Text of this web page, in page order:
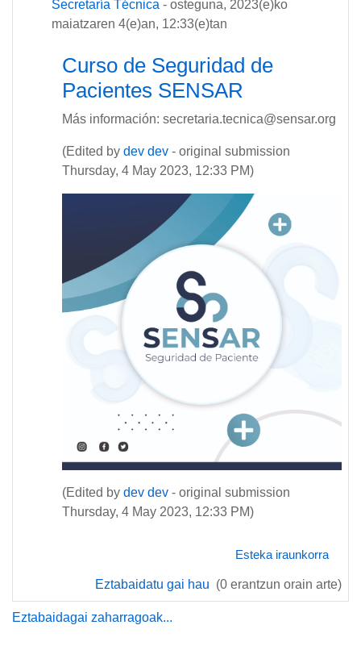
Secretaría Técnica - osteguna, 2023(e)ko
maiatzaren 4(e)an, 12:33(e)tan
Curso de Seguridad de
Pacientes SENSAR
Más información: secretaria.tecnica@sensar.org
(Edited by dev dev - original submission
Thursday, 4 May 2023, 12:33 PM)
(Edited by dev dev - original submission
Thursday, 4 May 2023, 12:33 PM)
Esteka iraunkorra
Eztabaidatu gai hau (0 erantzun orain arte)
Eztabaidagai zaharragoak...